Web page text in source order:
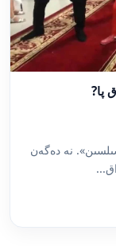
پا?
نە دەگەن